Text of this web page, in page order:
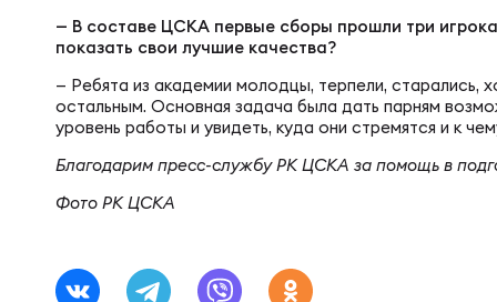
— В составе ЦСКА первые сборы прошли три
показать свои лучшие качества?
— Ребята из академии молодцы, терпели, старались,
остальным. Основная задача была дать парням
уровень работы и увидеть, куда они стремятся и к
Благодарим пресс-службу РК ЦСКА за помощь в
Фото РК ЦСКА